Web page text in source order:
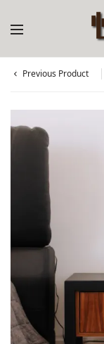
Previous Product